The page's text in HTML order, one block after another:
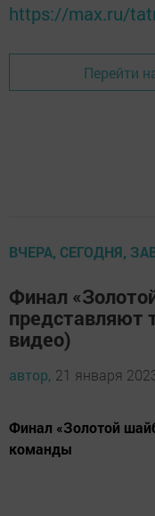
https://max.ru/
Перейти
ВЧЕРА, СЕГОДНЯ,
Финал
представляют
видео)
автор, 21 января
Финал «Золотой
команды